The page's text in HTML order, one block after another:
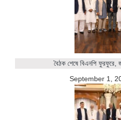
বৈঠক শেষে বিএনপি ফুরফুরে,
September 1,